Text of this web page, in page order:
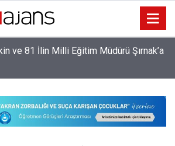
ve 81 İlin Milli Eğitim Müdürü Şırnak’a